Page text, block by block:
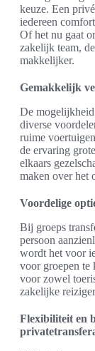
keuze. Een
iedereen
Of het nu gaat
zakelijk team,
makkelijker.
Gemakkelijk
De
diverse
ruime
de ervaring
elkaars
maken over het
Voordelige
Bij groeps
persoon
wordt het voor
voor groepen te
voor zowel
zakelijke
Flexibiliteit en